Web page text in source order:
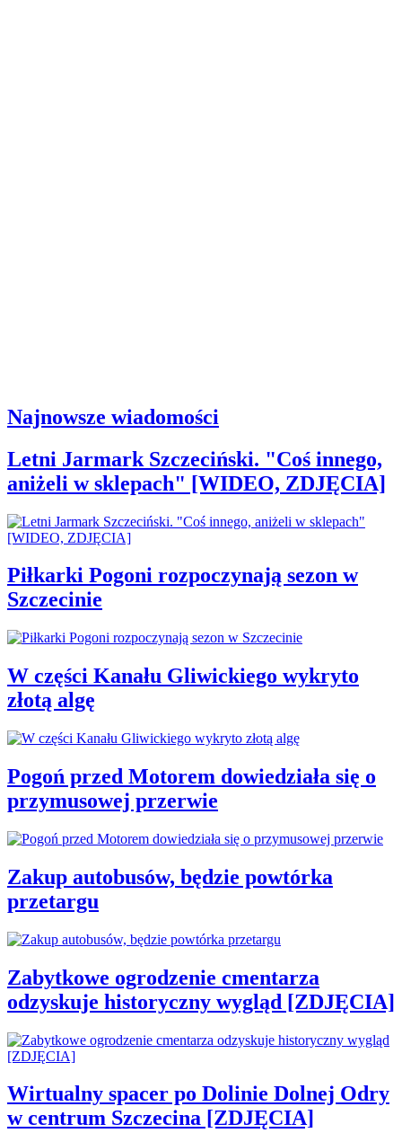
Najnowsze wiadomości
Letni Jarmark Szczeciński. "Coś innego,
aniżeli w sklepach" [WIDEO, ZDJĘCIA]
Piłkarki Pogoni rozpoczynają sezon w
Szczecinie
W części Kanału Gliwickiego wykryto
złotą algę
Pogoń przed Motorem dowiedziała się o
przymusowej przerwie
Zakup autobusów, będzie powtórka
przetargu
Zabytkowe ogrodzenie cmentarza
odzyskuje historyczny wygląd [ZDJĘCIA]
Wirtualny spacer po Dolinie Dolnej Odry
w centrum Szczecina [ZDJĘCIA]